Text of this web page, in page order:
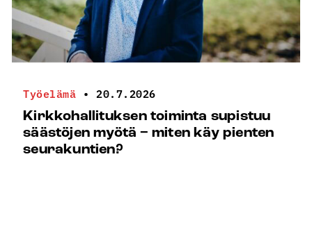
Työelämä • 20.7.2026
Kirkkohallituksen toiminta supistuu
säästöjen myötä − miten käy pienten
seurakuntien?